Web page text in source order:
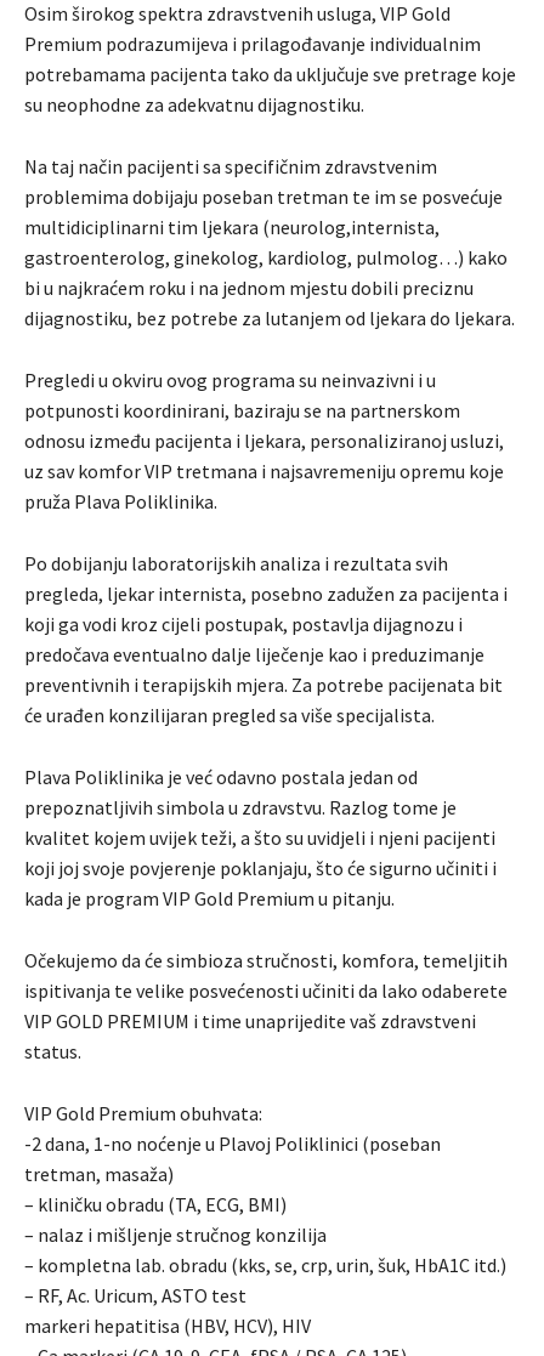
Osim širokog spektra zdravstvenih usluga, VIP Gold
Premium podrazumijeva i prilagođavanje individualnim
potrebamama pacijenta tako da uključuje sve pretrage koje
su neophodne za adekvatnu dijagnostiku.
Na taj način pacijenti sa specifičnim zdravstvenim
problemima dobijaju poseban tretman te im se posvećuje
multidiciplinarni tim ljekara (neurolog,internista,
gastroenterolog, ginekolog, kardiolog, pulmolog…) kako
bi u najkraćem roku i na jednom mjestu dobili preciznu
dijagnostiku, bez potrebe za lutanjem od ljekara do ljekara.
Pregledi u okviru ovog programa su neinvazivni i u
potpunosti koordinirani, baziraju se na partnerskom
odnosu između pacijenta i ljekara, personaliziranoj usluzi,
uz sav komfor VIP tretmana i najsavremeniju opremu koje
pruža Plava Poliklinika.
Po dobijanju laboratorijskih analiza i rezultata svih
pregleda, ljekar internista, posebno zadužen za pacijenta i
koji ga vodi kroz cijeli postupak, postavlja dijagnozu i
predočava eventualno dalje liječenje kao i preduzimanje
preventivnih i terapijskih mjera. Za potrebe pacijenata bit
će urađen konzilijaran pregled sa više specijalista.
Plava Poliklinika je već odavno postala jedan od
prepoznatljivih simbola u zdravstvu. Razlog tome je
kvalitet kojem uvijek teži, a što su uvidjeli i njeni pacijenti
koji joj svoje povjerenje poklanjaju, što će sigurno učiniti i
kada je program VIP Gold Premium u pitanju.
Očekujemo da će simbioza stručnosti, komfora, temeljitih
ispitivanja te velike posvećenosti učiniti da lako odaberete
VIP GOLD PREMIUM i time unaprijedite vaš zdravstveni
status.
VIP Gold Premium obuhvata:
-2 dana, 1-no noćenje u Plavoj Poliklinici (poseban
tretman, masaža)
– kliničku obradu (TA, ECG, BMI)
– nalaz i mišljenje stručnog konzilija
– kompletna lab. obradu (kks, se, crp, urin, šuk, HbA1C itd.)
– RF, Ac. Uricum, ASTO test
markeri hepatitisa (HBV, HCV), HIV